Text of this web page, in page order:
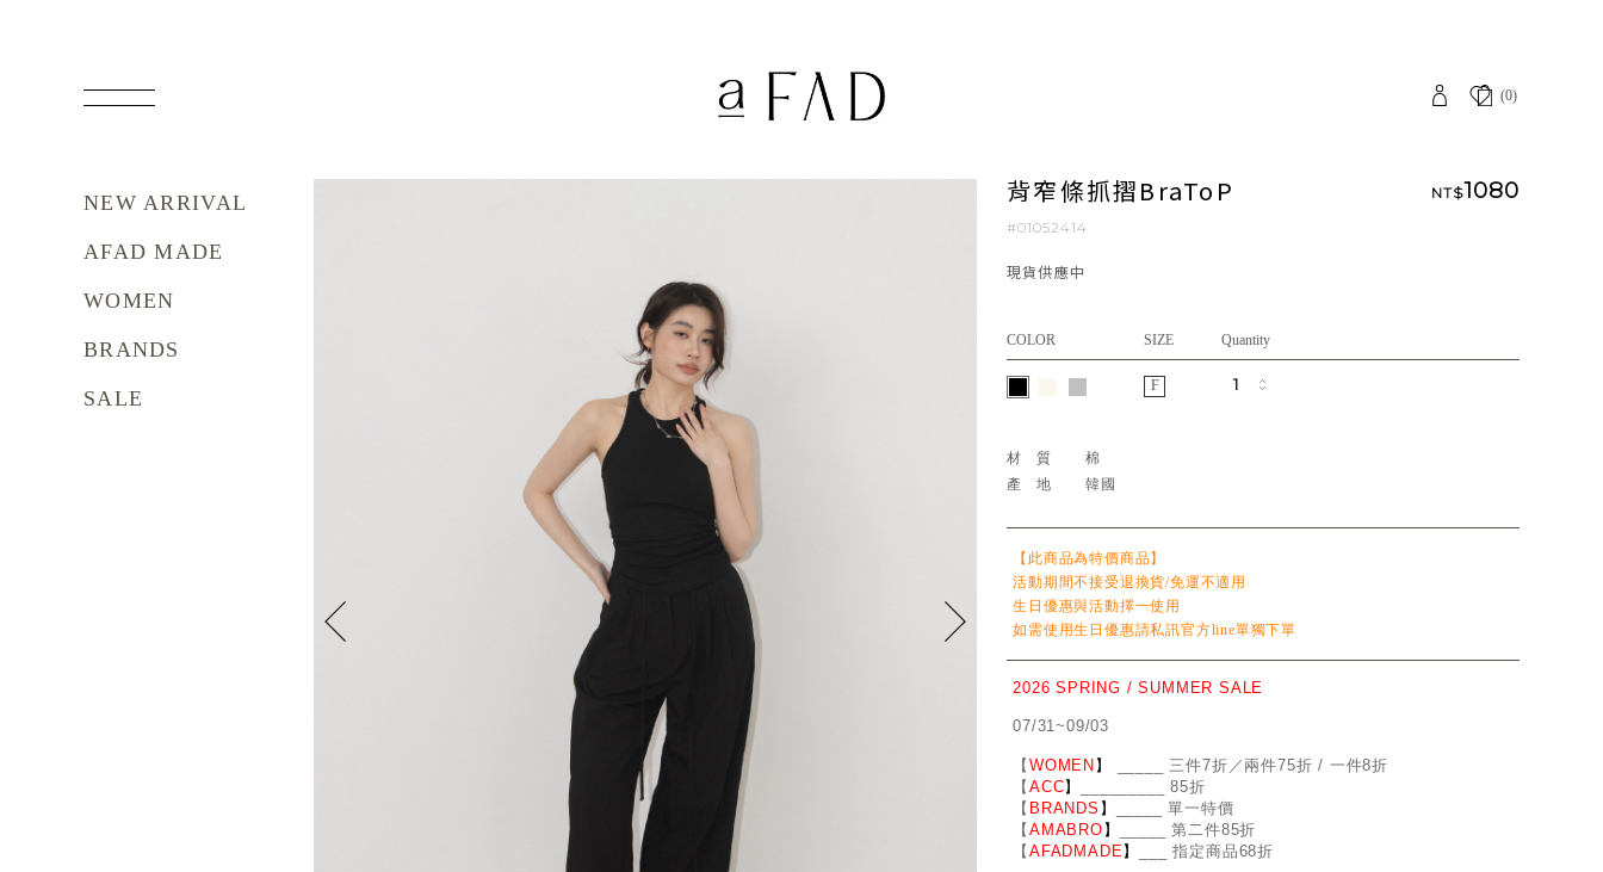
(0)
NEW ARRIVAL
AFAD MADE
WOMEN
BRANDS
SALE
背窄條抓摺BraToP
#01052414
現貨供應中
NT$1080
COLOR SIZE Quantity
F
材質 棉
產地 韓國
【此商品為特價商品】
活動期間不接受退換貨/免運不適用
生日優惠與活動擇一使用
如需使用生日優惠請私訊官方line單獨下單
2026 SPRING / SUMMER SALE
07/31~09/03
【 WOMEN 】
___ 三件7折／兩件75折 / 一件8折
【 ACC】
____ 85折
【 BRANDS 】
_ 單一特價
【 AMABRO 】
_ 第二件85折
【 AFADMADE】 ___ 指定商品68折